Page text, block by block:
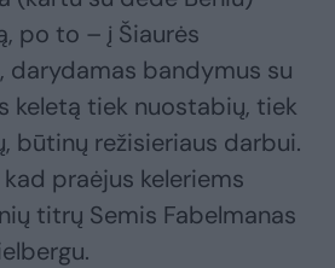
po to – į Šiaurės
darydamas bandymus su
keletą tiek nuostabių, tiek
būtinų režisieriaus darbui.
praėjus keleriems
titrų Semis Fabelmanas